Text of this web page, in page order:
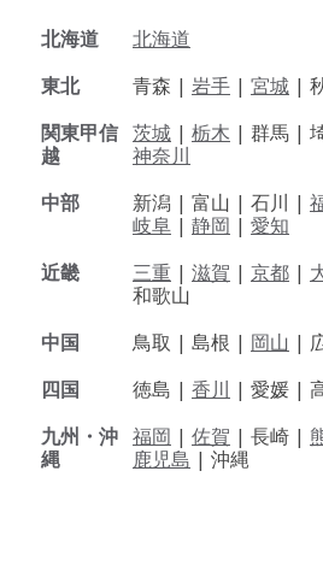
北海道
北海道
東北
青森 | 岩手 | 宮城 |
関東甲信
越
茨城 | 栃木 | 群馬 |
神奈川
中部
新潟 | 富山 | 石川 |
岐阜 | 静岡 | 愛知
近畿
三重 | 滋賀 | 京都 |
和歌山
中国
鳥取 | 島根 | 岡山 |
四国
徳島 | 香川 | 愛媛 |
九州・沖
縄
福岡 | 佐賀 | 長崎 |
鹿児島 | 沖縄